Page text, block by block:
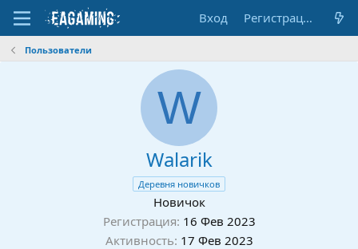
Вход Регистрация
Пользователи
W
Walarik
Деревня новичков
Новичок
Регистрация 16 Фев 2023
Активность 17 Фев 2023